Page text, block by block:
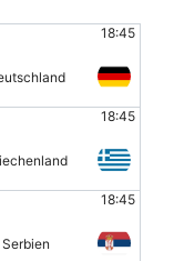
18:45
18:45
18:45
Serbien